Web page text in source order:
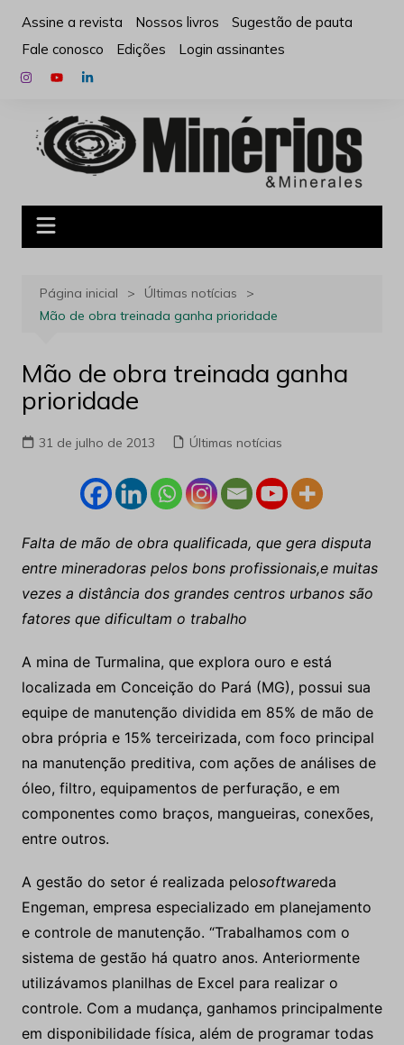
para
conteúdo
Assine a revista Nossos livros
Sugestão de pauta
Fale conosco
Edições Login assinantes
Página inicial
Últimas notícias
Mão de obra treinada ganha prioridade
Mão de obra treinada ganha
prioridade
31 de julho de 2013 Últimas notícias
Falta de mão de obra qualificada, que gera disputa
entre mineradoras pelos bons profissionais,e muitas
vezes a distância dos grandes centros urbanos são
fatores que dificultam o trabalho
A mina de Turmalina, que explora ouro e está
localizada em Conceição do Pará (MG), possui sua
equipe de manutenção dividida em 85% de mão de
obra própria e 15% terceirizada, com foco principal
na manutenção preditiva, com ações de análises de
óleo, filtro, equipamentos de perfuração, e em
componentes como braços, mangueiras, conexões,
entre outros.
A gestão do setor é realizada pelosoftwareda
Engeman, empresa especializado em planejamento
e controle de manutenção. “Trabalhamos com o
sistema de gestão há quatro anos. Anteriormente
utilizávamos planilhas de Excel para realizar o
controle. Com a mudança, ganhamos principalmente
em disponibilidade física, além de programar todas